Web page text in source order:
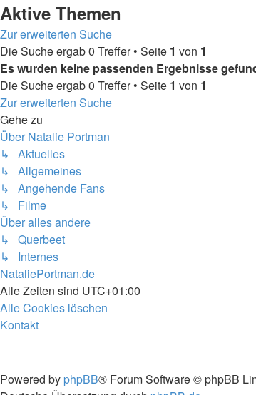
Aktive Themen
Zur erweiterten Suche
Die Suche ergab 0 Treffer • Seite 1 von 1
Es wurden keine passenden Ergebnisse
Die Suche ergab 0 Treffer • Seite 1 von 1
Zur erweiterten Suche
Gehe zu
Über Natalie Portman
↳ Aktuelles
↳ Allgemeines
↳ Angehende Fans
↳ Filme
Über alles andere
↳ Querbeet
↳ Internes
NataliePortman.de
Alle Zeiten sind UTC+01:00
Alle Cookies löschen
Kontakt
Powered by phpBB® Forum Software © phpBB